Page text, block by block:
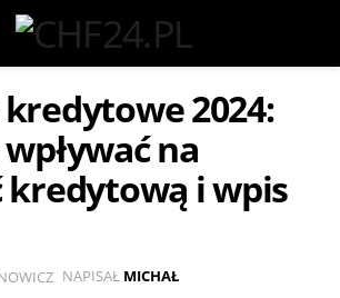
2024:
na
kredytową i wpis
NAPISAŁ MICHAŁ